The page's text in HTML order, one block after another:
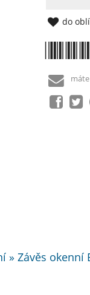
do
Závěs okenní